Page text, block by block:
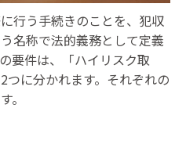
行う手続きのことを、犯収
名称で法的義務として定義
要件は、「ハイリスク取
つに分かれます。それぞれの
。